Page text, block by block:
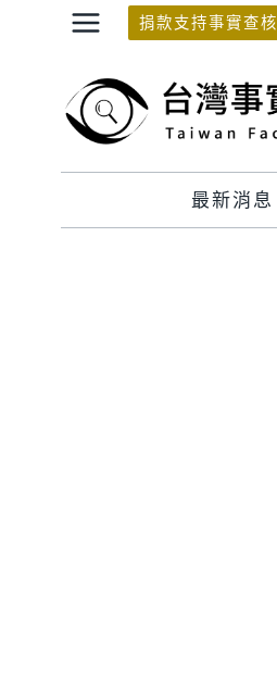
捐款支持事實查核
最新消息